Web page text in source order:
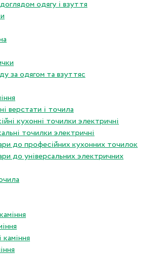
одягу і взуття
за одягом та взуттяс
верстати і точила
кухоннi точилки электричнi
точилки электричнi
до професiйних кухонних точилок
до унiверсальних электричних